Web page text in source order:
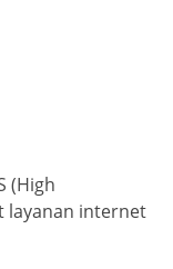
(High
layanan internet